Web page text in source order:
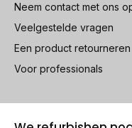
Neem contact met ons
Veelgestelde vragen
Een product retourneren
Voor professionals
100% beveiligde